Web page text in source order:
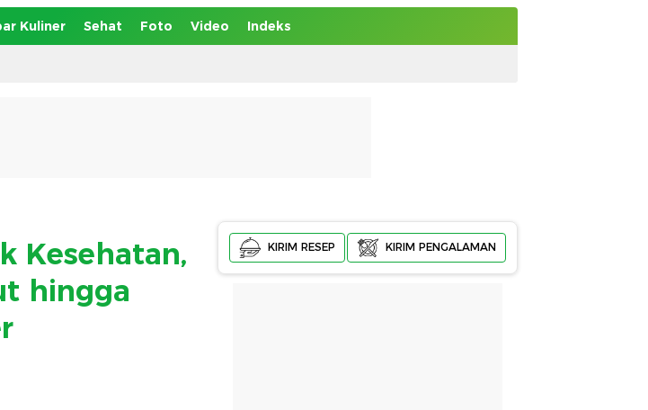
Kuliner Sehat Foto Video Indeks
Kesehatan,
hingga
KIRIM RESEP KIRIM PENGALAMAN